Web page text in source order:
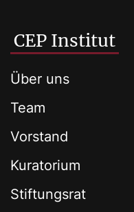
CEP Institut
Über uns
Team
Vorstand
Kuratorium
Stiftungsrat